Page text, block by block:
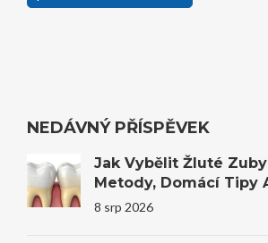
NEDÁVNÝ PŘÍSPĚVEK
Jak Vybělit Žluté
Metody, Domácí Tipy
Profesionální Bělení
8 srp 2026